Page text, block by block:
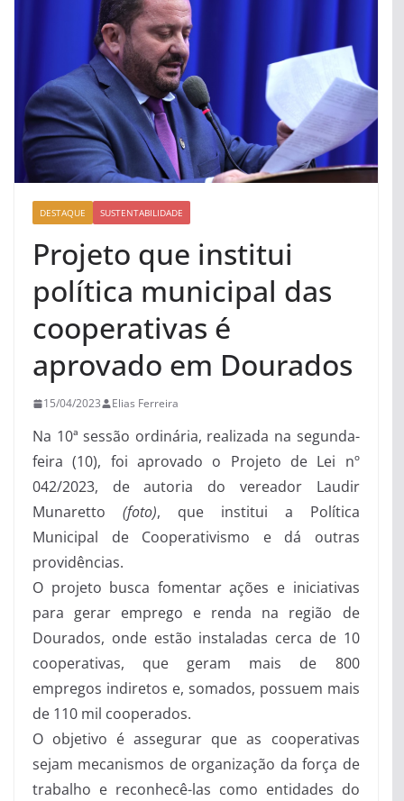
DESTAQUE SUSTENTABILIDADE
Projeto que institui
política municipal das
cooperativas é
aprovado em Dourados
15/04/2023 Elias Ferreira
Na 10ª sessão ordinária, realizada na segunda-
feira (10), foi aprovado o Projeto de Lei nº
042/2023, de autoria do vereador Laudir
Munaretto (foto), que institui a Política
Municipal de Cooperativismo e dá outras
providências.
O projeto busca fomentar ações e iniciativas
para gerar emprego e renda na região de
Dourados, onde estão instaladas cerca de 10
cooperativas, que geram mais de 800
empregos indiretos e, somados, possuem mais
de 110 mil cooperados.
O objetivo é assegurar que as cooperativas
sejam mecanismos de organização da força de
trabalho e reconhecê-las como entidades do